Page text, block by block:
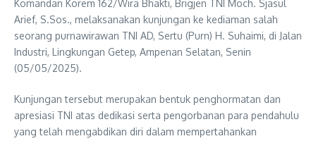
Komandan Korem 162/Wira Bhakti, Brigjen TNI Moch. Sjasul
Arief, S.Sos., melaksanakan kunjungan ke kediaman salah
seorang purnawirawan TNI AD, Sertu (Purn) H. Suhaimi, di Jalan
Industri, Lingkungan Getep, Ampenan Selatan, Senin
(05/05/2025).
Kunjungan tersebut merupakan bentuk penghormatan dan
apresiasi TNI atas dedikasi serta pengorbanan para pendahulu
yang telah mengabdikan diri dalam mempertahankan